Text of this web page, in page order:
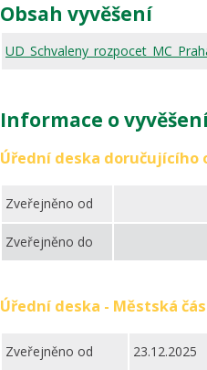
Obsah vyvěšení
Informace o
Úřední deska doručujícího
Zveřejněno od
Zveřejněno do
Úřední deska - Městská
Zveřejněno od 23.12.2025